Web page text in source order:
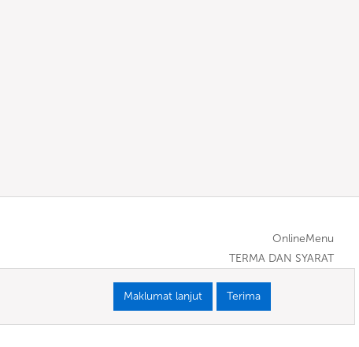
OnlineMenu
TERMA DAN SYARAT
Maklumat lanjut Terima